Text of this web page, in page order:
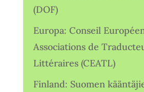
(DOF)
Europa: Conseil
Associations de
Littéraires (CEATL)
Finland: Suomen